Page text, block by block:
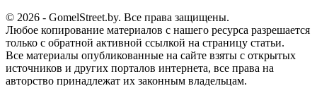
© 2026 - GomelStreet.by. Все права защищены.
Любое копирование материалов с нашего ресурса разрешается
только с обратной активной ссылкой на страницу статьи.
Все материалы опубликованные на сайте взяты с открытых
источников и других порталов интернета, все права на
авторство принадлежат их законным владельцам.